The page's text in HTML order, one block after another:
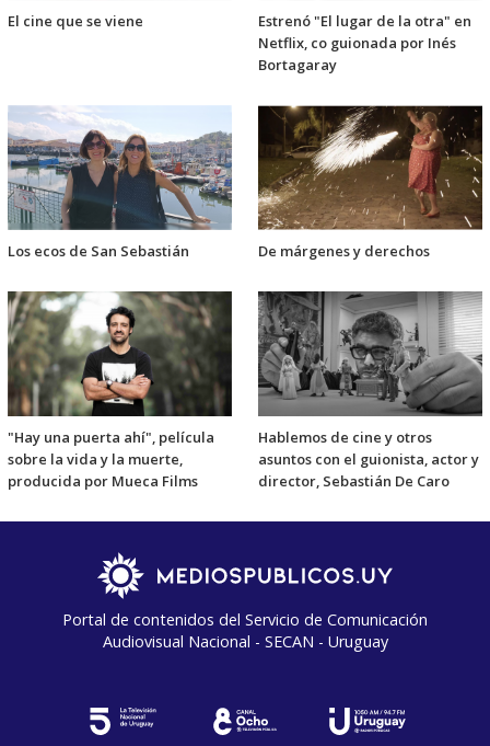
El cine que se viene
Estrenó "El lugar de la otra" en
Netflix, co guionada por Inés
Bortagaray
Los ecos de San Sebastián De márgenes y derechos
"Hay una puerta ahí", película
sobre la vida y la muerte,
producida por Mueca Films
Hablemos de cine y otros
asuntos con el guionista, actor y
director, Sebastián De Caro
Portal de contenidos del Servicio de Comunicación
Audiovisual Nacional - SECAN - Uruguay